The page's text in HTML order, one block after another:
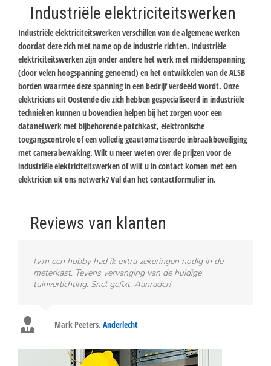
Industriële elektriciteitswerken
Industriële elektriciteitswerken verschillen van de algemene werken
doordat deze zich met name op de industrie richten. Industriële
elektriciteitswerken zijn onder andere het werk met middenspanning
(door velen hoogspanning genoemd) en het ontwikkelen van de ALSB
borden waarmee deze spanning in een bedrijf verdeeld wordt. Onze
elektriciens uit Oostende die zich hebben gespecialiseerd in industriële
technieken kunnen u bovendien helpen bij het zorgen voor een
datanetwerk met bijbehorende patchkast, elektronische
toegangscontrole of een volledig geautomatiseerde inbraakbeveiliging
met camerabewaking. Wilt u meer weten over de prijzen voor de
industriële elektriciteitswerken of wilt u in contact komen met een
elektricien uit ons netwerk? Vul dan het contactformulier in.
Reviews van klanten
I.v.m een hobby had ik extra zekeringen nodig in de
meterkast. Tevens vervanging van de huidige
tuinverlichting. Snel gefixt. Aanrader!
Mark Peeters, Anderlecht